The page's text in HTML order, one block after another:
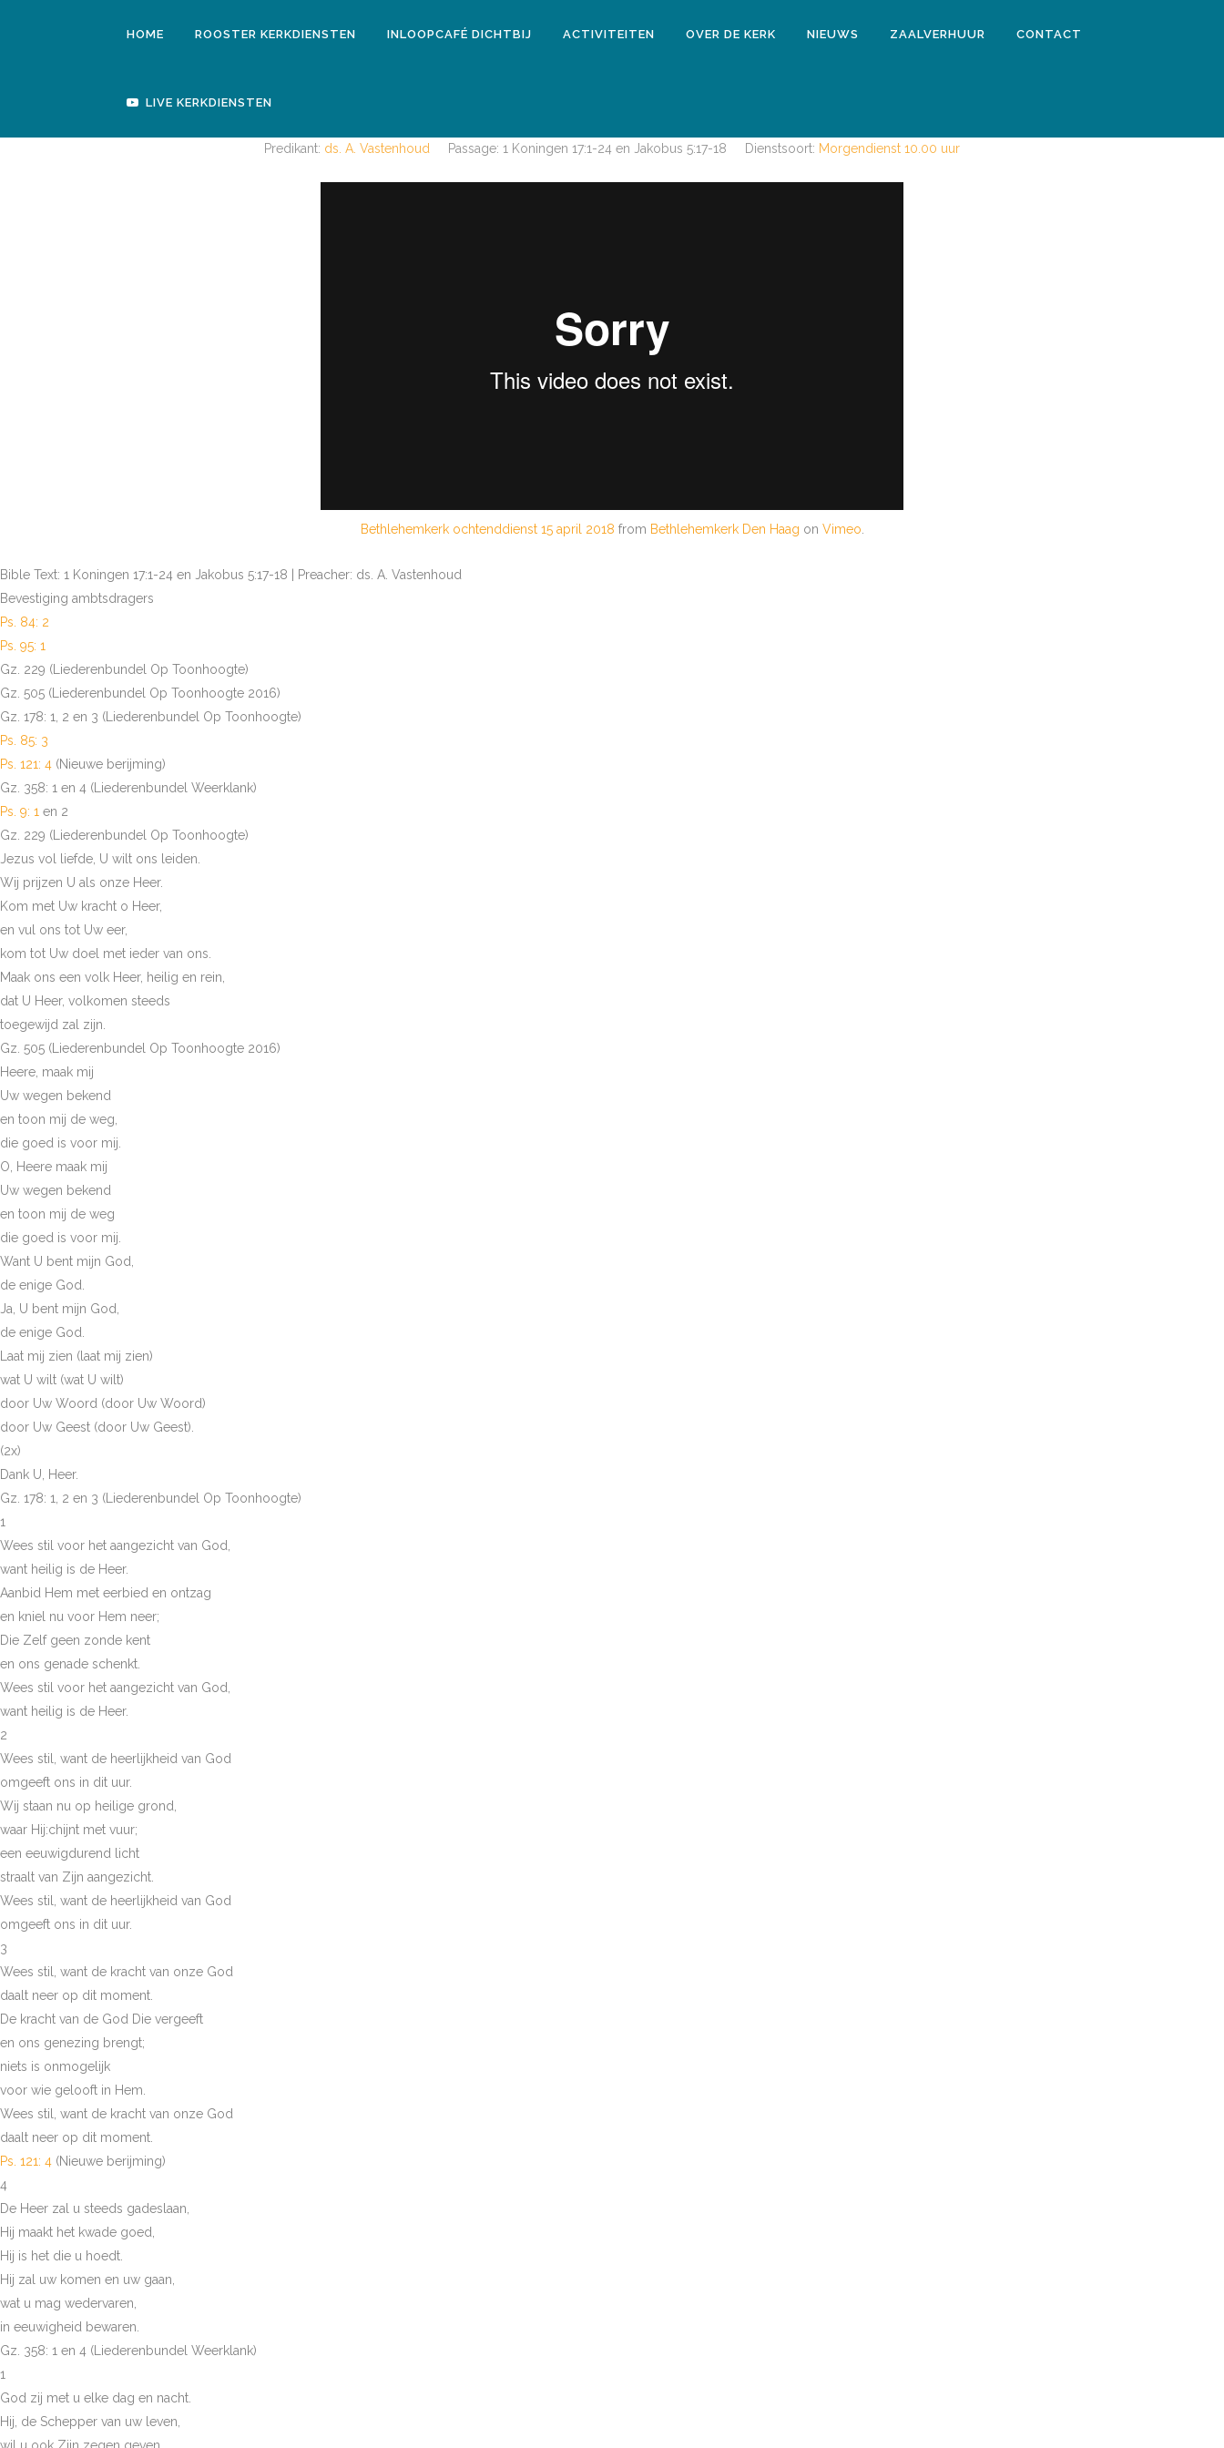
HOME ROOSTER KERKDIENSTEN INLOOPCAFÉ DICHTBIJ ACTIVITEITEN OVER DE KERK NIEUWS ZAALVERHUUR CONTACT
LIVE KERKDIENSTEN
Predikant: ds. A. Vastenhoud Passage: 1 Koningen 17:1-24 en Jakobus 5:17-18 Dienstsoort: Morgendienst 10.00 uur
Bethlehemkerk ochtenddienst 15 april 2018 from Bethlehemkerk Den Haag on Vimeo
Bible Text: 1 Koningen 17:1-24 en Jakobus 5:17-18 | Preacher: ds. A. Vastenhoud
Bevestiging ambtsdragers
Ps. 84: 2
Ps. 95: 1
Gz. 229 (Liederenbundel Op Toonhoogte)
Gz. 505 (Liederenbundel Op Toonhoogte 2016)
Gz. 178: 1, 2 en 3 (Liederenbundel Op Toonhoogte)
Ps. 85: 3
Ps. 121: 4 (Nieuwe berijming)
Gz. 358: 1 en 4 (Liederenbundel Weerklank)
Ps. 9: 1 en 2
Gz. 229 (Liederenbundel Op Toonhoogte)
Jezus vol liefde, U wilt ons leiden.
Wij prijzen U als onze Heer.
Kom met Uw kracht o Heer,
en vul ons tot Uw eer,
kom tot Uw doel met ieder van ons.
Maak ons een volk Heer, heilig en rein,
dat U Heer, volkomen steeds
toegewijd zal zijn.
Gz. 505 (Liederenbundel Op Toonhoogte 2016)
Heere, maak mij
Uw wegen bekend
en toon mij de weg,
die goed is voor mij.
O, Heere maak mij
Uw wegen bekend
en toon mij de weg
die goed is voor mij.
Want U bent mijn God,
de enige God.
Ja, U bent mijn God,
de enige God.
Laat mij zien (laat mij zien)
wat U wilt (wat U wilt)
door Uw Woord (door Uw Woord)
door Uw Geest (door Uw Geest).
(2x)
Dank U, Heer.
Gz. 178: 1, 2 en 3 (Liederenbundel Op Toonhoogte)
1
Wees stil voor het aangezicht van God,
want heilig is de Heer.
Aanbid Hem met eerbied en ontzag
en kniel nu voor Hem neer;
Die Zelf geen zonde kent
en ons genade schenkt.
Wees stil voor het aangezicht van God,
want heilig is de Heer.
2
Wees stil, want de heerlijkheid van God
omgeeft ons in dit uur.
Wij staan nu op heilige grond,
waar Hij:chijnt met vuur;
een eeuwigdurend licht
straalt van Zijn aangezicht.
Wees stil, want de heerlijkheid van God
omgeeft ons in dit uur.
3
Wees stil, want de kracht van onze God
daalt neer op dit moment.
De kracht van de God Die vergeeft
en ons genezing brengt;
niets is onmogelijk
voor wie gelooft in Hem.
Wees stil, want de kracht van onze God
daalt neer op dit moment.
Ps. 121: 4 (Nieuwe berijming)
4
De Heer zal u steeds gadeslaan,
Hij maakt het kwade goed,
Hij is het die u hoedt.
Hij zal uw komen en uw gaan,
wat u mag wedervaren,
in eeuwigheid bewaren.
Gz. 358: 1 en 4 (Liederenbundel Weerklank)
1
God zij met u elke dag en nacht.
Hij, de Schepper van uw leven,